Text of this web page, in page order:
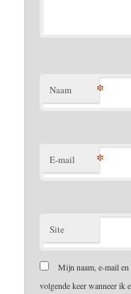
Naam *
E-mail *
Site
Mijn naam, e-mail
volgende keer wanneer ik